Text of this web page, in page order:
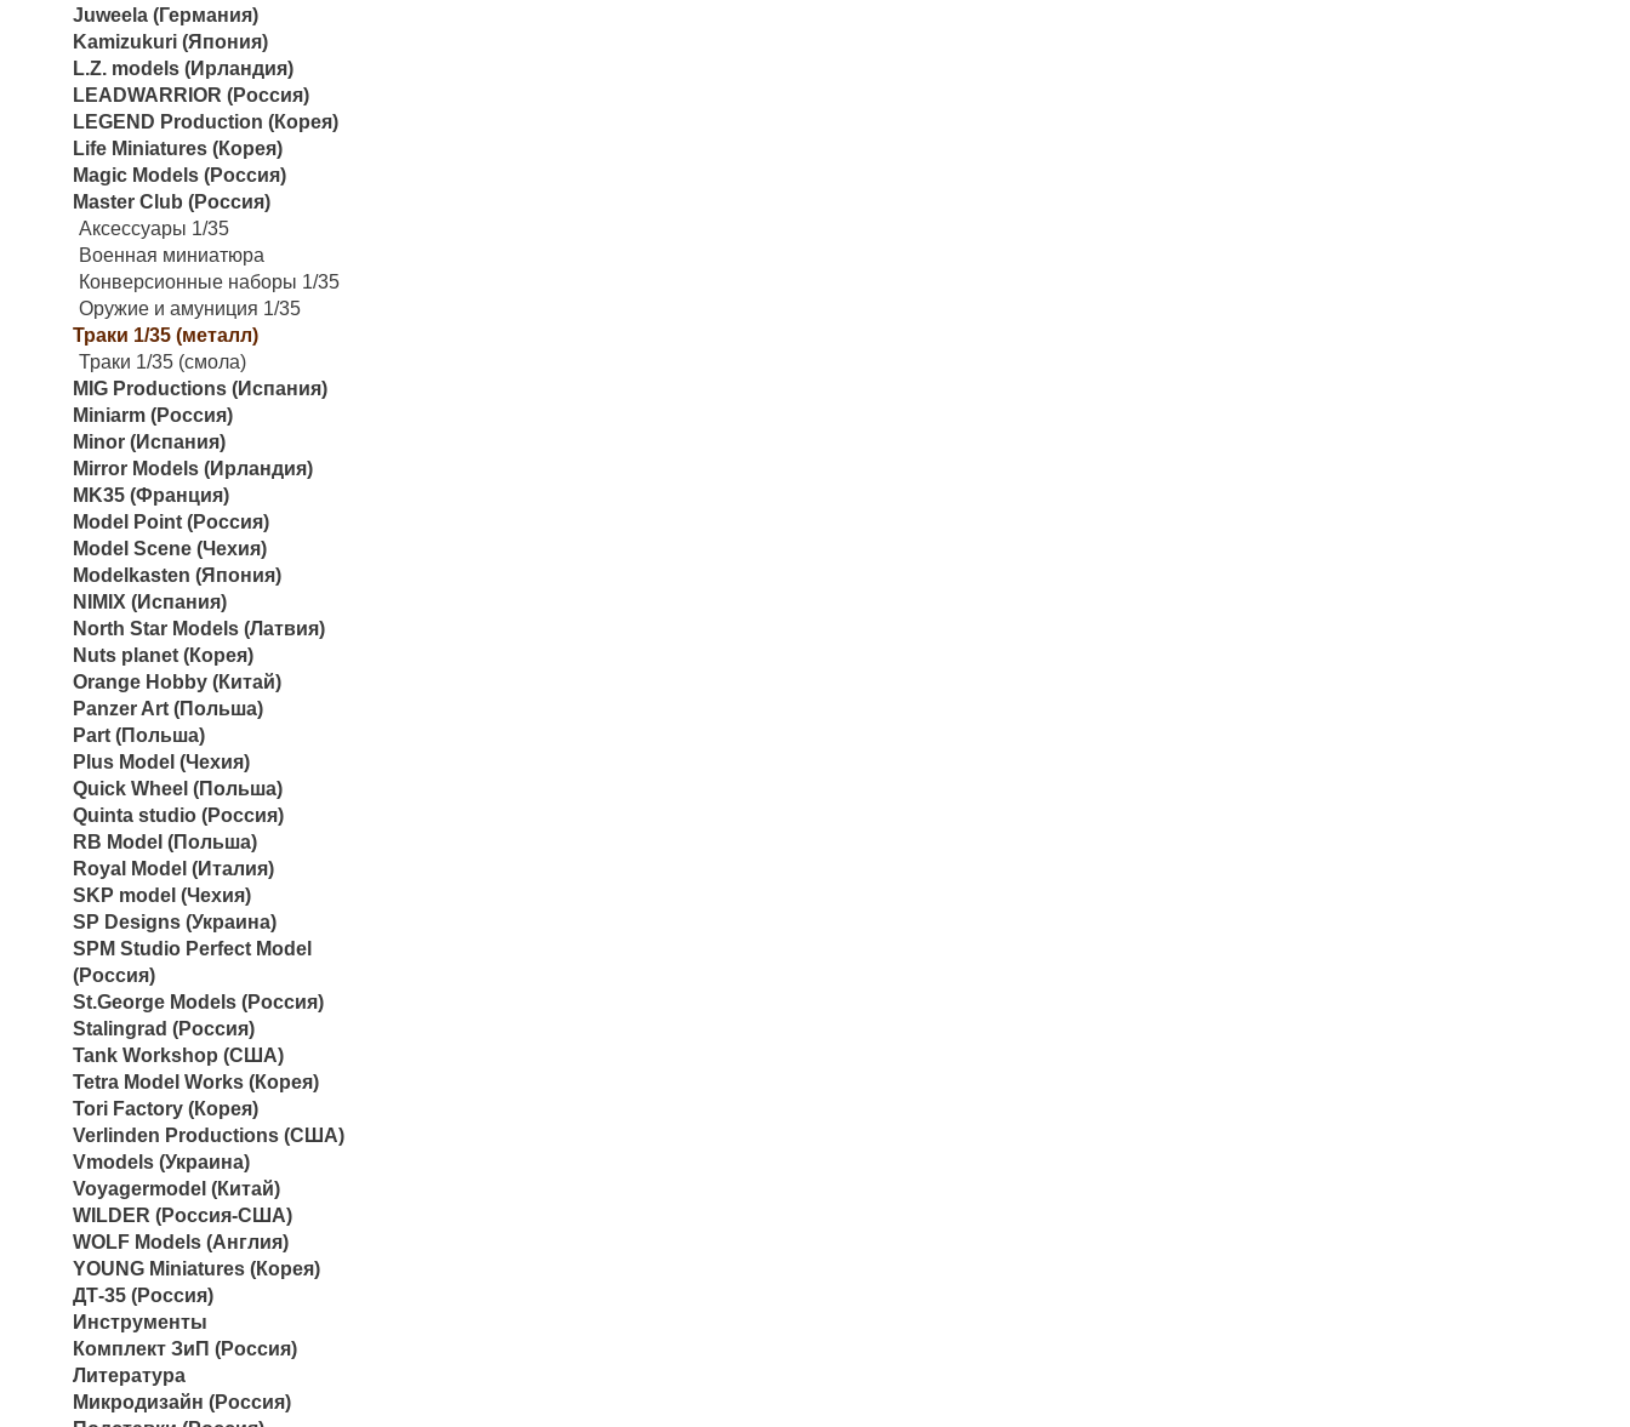
Juweela (Германия)
Kamizukuri (Япония)
L.Z. models (Ирландия)
LEADWARRIOR (Россия)
LEGEND Production (Корея)
Life Miniatures (Корея)
Magic Models (Россия)
Master Club (Россия)
Аксессуары 1/35
Военная миниатюра
Конверсионные наборы 1/35
Оружие и амуниция 1/35
Траки 1/35 (металл)
Траки 1/35 (смола)
MIG Productions (Испания)
Miniarm (Россия)
Minor (Испания)
Mirror Models (Ирландия)
MK35 (Франция)
Model Point (Россия)
Model Scene (Чехия)
Modelkasten (Япония)
NIMIX (Испания)
North Star Models (Латвия)
Nuts planet (Корея)
Orange Hobby (Китай)
Panzer Art (Польша)
Part (Польша)
Plus Model (Чехия)
Quick Wheel (Польша)
Quinta studio (Россия)
RB Model (Польша)
Royal Model (Италия)
SKP model (Чехия)
SP Designs (Украина)
SPM Studio Perfect Model
(Россия)
St.George Models (Россия)
Stalingrad (Россия)
Tank Workshop (США)
Tetra Model Works (Корея)
Tori Factory (Корея)
Verlinden Productions (США)
Vmodels (Украина)
Voyagermodel (Китай)
WILDER (Россия-США)
WOLF Models (Англия)
YOUNG Miniatures (Корея)
ДТ-35 (Россия)
Инструменты
Комплект ЗиП (Россия)
Литература
Микродизайн (Россия)